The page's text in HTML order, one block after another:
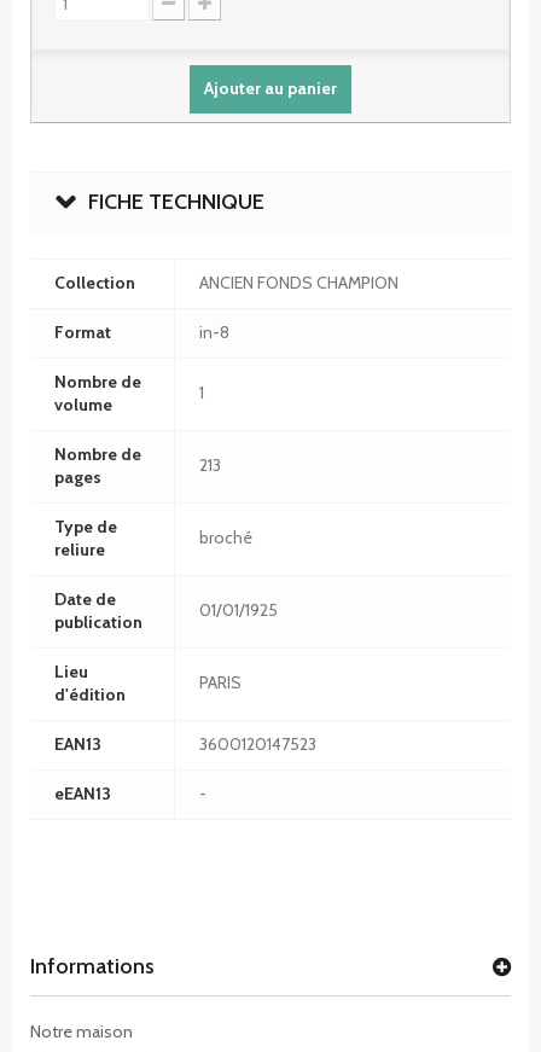
Ajouter au panier
FICHE TECHNIQUE
Collection ANCIEN FONDS CHAMPION
Format in-8
Nombre de
volume
1
Nombre de
pages
213
Type de
reliure
broché
Date de
publication
01/01/1925
Lieu
d'édition
PARIS
EAN13 3600120147523
eEAN13 -
Informations
Notre maison